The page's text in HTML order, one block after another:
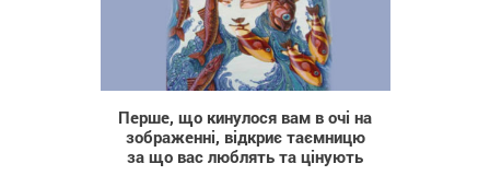
112 989
Перше, що кинулося вам в очі на
зображенні, відкриє таємницю
за що вас люблять та цінують